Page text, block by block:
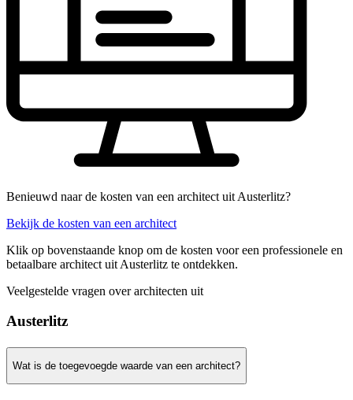
Benieuwd naar de kosten van een architect uit Austerlitz?
Bekijk de kosten van een architect
Klik op bovenstaande knop om de kosten voor een professionele en
betaalbare architect uit Austerlitz te ontdekken.
Veelgestelde vragen over architecten uit
Austerlitz
Wat is de toegevoegde waarde van een architect?